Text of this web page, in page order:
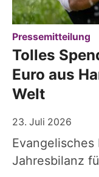
Pressemitteilung
Tolles
Euro aus
Welt
23. Juli 2026
Jahresbilanz